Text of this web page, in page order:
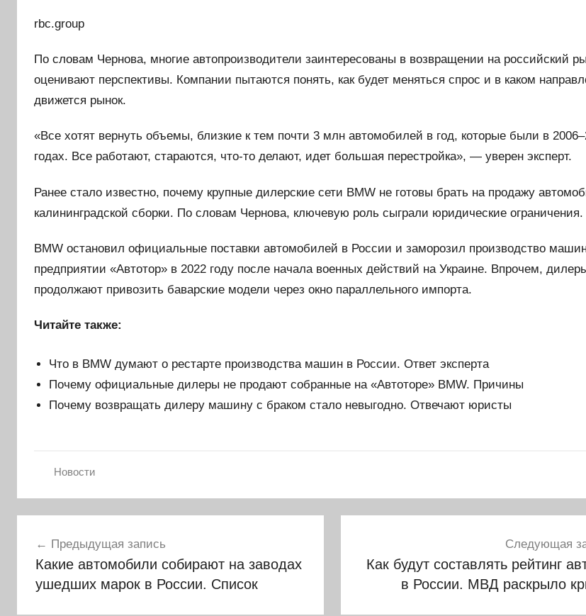
rbc.group
По словам Чернова, многие автопроизводители заинтересованы в возвращении на российский
оценивают перспективы. Компании пытаются понять, как будет меняться спрос и в каком
движется рынок.
«Все хотят вернуть объемы, близкие к тем почти 3 млн автомобилей в год, которые были в
годах. Все работают, стараются, что-то делают, идет большая перестройка», — уверен эксперт.
Ранее стало известно, почему крупные дилерские сети BMW не готовы брать на продажу
калининградской сборки. По словам Чернова, ключевую роль сыграли юридические ограничения.
BMW остановил официальные поставки автомобилей в России и заморозил производство
предприятии «Автотор» в 2022 году после начала военных действий на Украине. Впрочем,
продолжают привозить баварские модели через окно параллельного импорта.
Читайте также:
Что в BMW думают о рестарте производства машин в России. Ответ эксперта
Почему официальные дилеры не продают собранные на «Автоторе» BMW. Причины
Почему возвращать дилеру машину с браком стало невыгодно. Отвечают юристы
Новости
по
записям
Предыдущая запись
Какие автомобили собирают на заводах
ушедших марок в России. Список
Следующая
Как будут составлять рейтинг
в России. МВД раскрыло